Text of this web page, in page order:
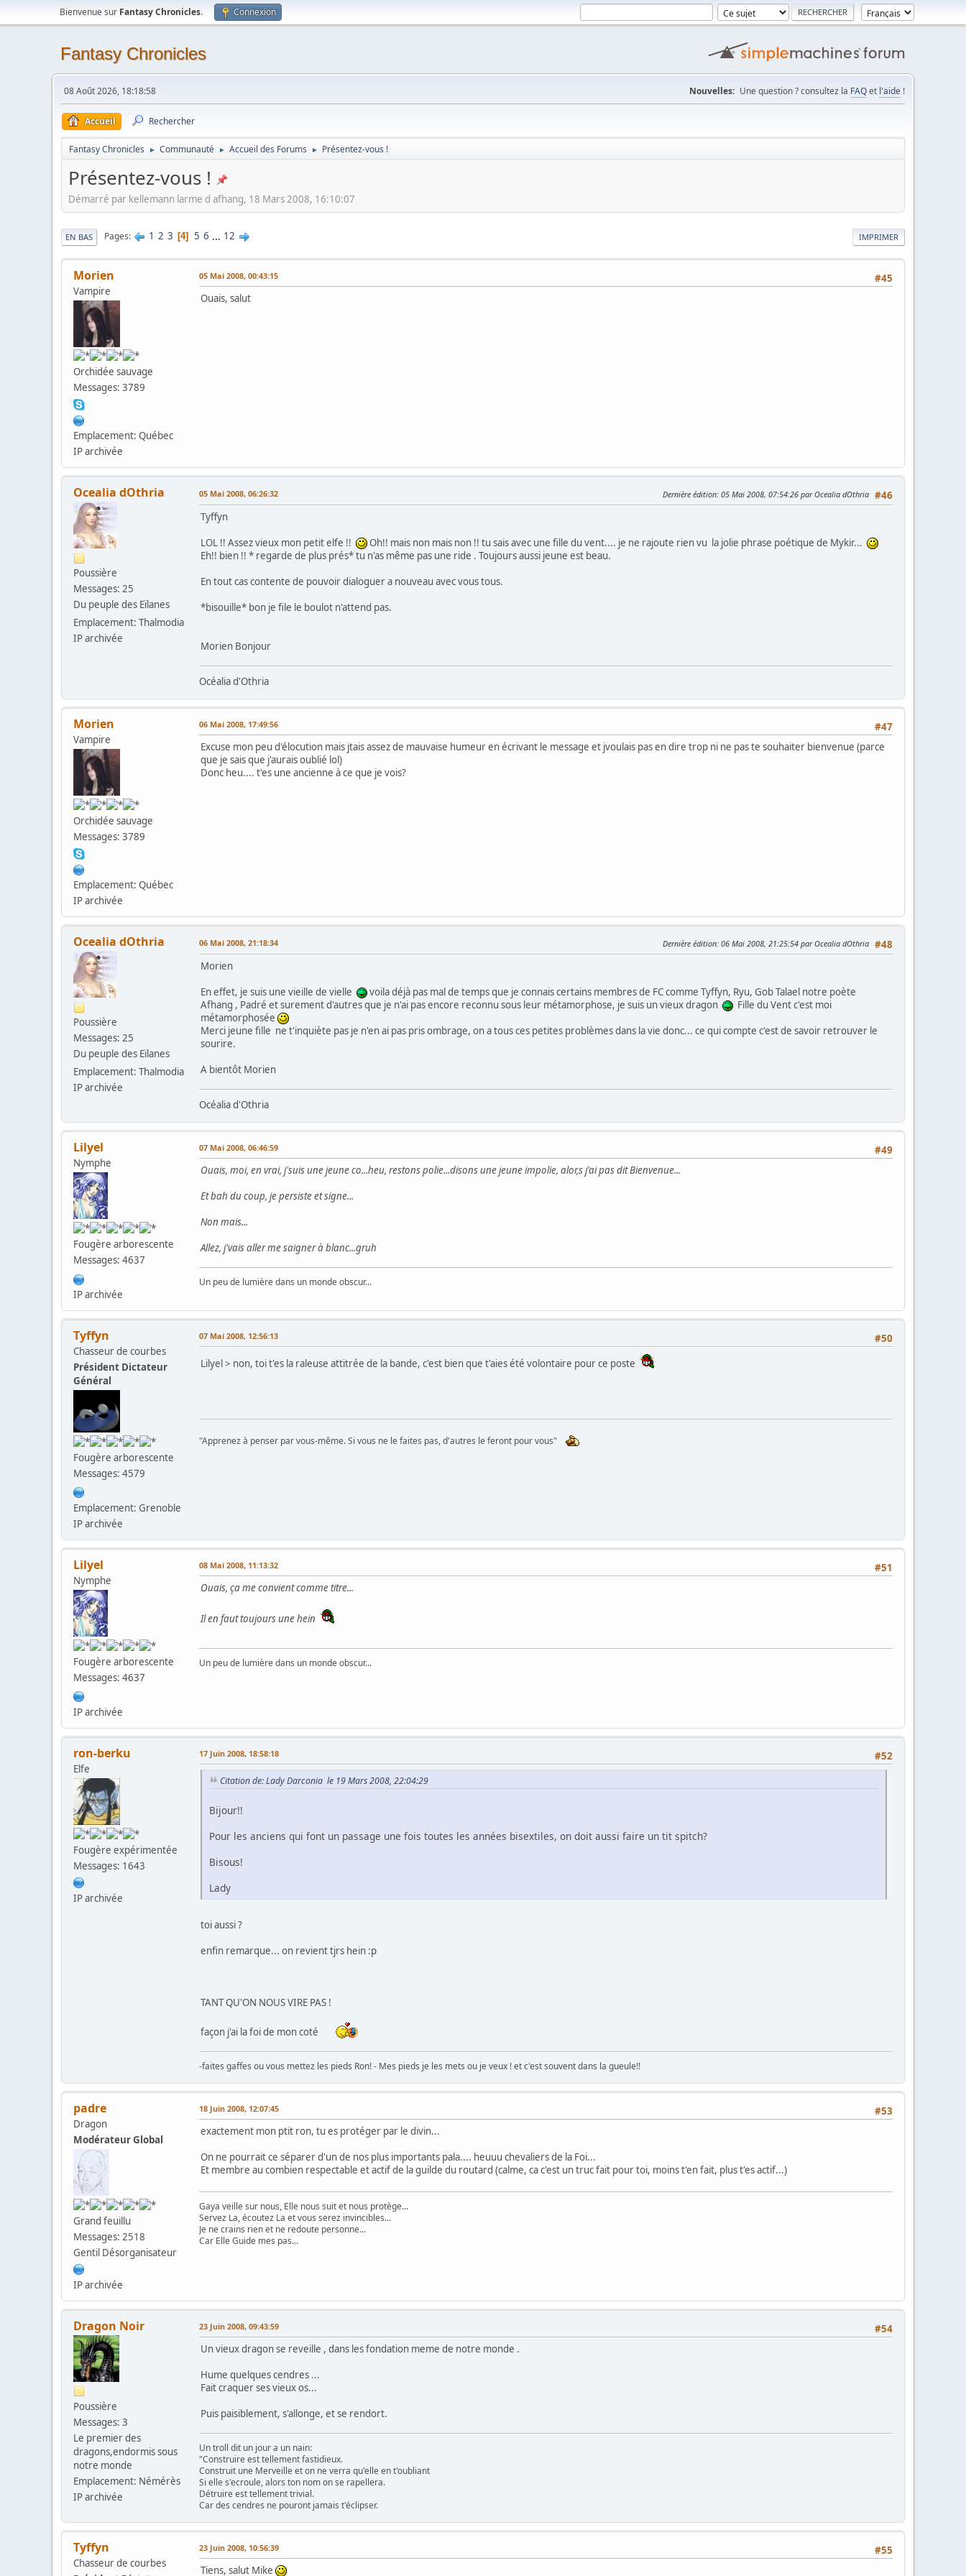
Bienvenue sur Fantasy Chronicles. Connexion
Fantasy Chronicles
08 Août 2026, 18:18:58 Nouvelles: Une question ? consultez la FAQet l'aide !
Accueil Rechercher
Fantasy Chronicles ► Communauté ► Accueil des Forums ► Présentez-vous !
Présentez-vous !
Démarré par kellemann larme d afhang, 18 Mars 2008, 16:10:07
IMPRIMER
EN BAS Pages 1 2 3 4 5 6 ... 12
Morien
Vampire
Orchidée sauvage
Messages: 3789
Emplacement: Québec
IP archivée
#45
05 Mai 2008, 00:43:15
Ouais, salut
Ocealia dOthria
Poussière
Messages: 25
Du peuple des Eïlanes
Emplacement: Thalmodia
IP archivée
#46
05 Mai 2008, 06:26:32 Dernière édition: 05 Mai 2008, 07:54:26 par Ocealia dOthria
Tyffyn
LOL !! Assez vieux mon petit elfe !!
Oh!! mais non mais non !! tu sais avec une fille du vent.... je ne rajoute rien vu la jolie phrase poétique de Mykir...
Eh!! bien !! * regarde de plus prés* tu n'as même pas une ride . Toujours aussi jeune est beau.
En tout cas contente de pouvoir dialoguer a nouveau avec vous tous.
*bisouille* bon je file le boulot n'attend pas.
Morien Bonjour
Océalia d'Othria
Morien
Vampire
Orchidée sauvage
Messages: 3789
Emplacement: Québec
IP archivée
#47
06 Mai 2008, 17:49:56
Excuse mon peu d'élocution mais jtais assez de mauvaise humeur en écrivant le message et jvoulais pas en dire trop ni ne pas te souhaiter bienvenue (parce
que je sais que j'aurais oublié lol)
Donc heu.... t'es une ancienne à ce que je vois?
Ocealia dOthria
Poussière
Messages: 25
Du peuple des Eïlanes
Emplacement: Thalmodia
IP archivée
#48
06 Mai 2008, 21:18:34 Dernière édition: 06 Mai 2008, 21:25:54 par Ocealia dOthria
Morien
En effet, je suis une vieille de vielle
voila déjà pas mal de temps que je connais certains membres de FC comme Tyffyn, Ryu, Gob Talael notre poète
Afhang , Padré et surement d'autres que je n'ai pas encore reconnu sous leur métamorphose, je suis un vieux dragon
Fille du Vent c'est moi
métamorphosée
Merci jeune fille ne t'inquiète pas je n'en ai pas pris ombrage, on a tous ces petites problèmes dans la vie donc... ce qui compte c'est de savoir retrouver le
sourire.
A bientôt Morien
Océalia d'Othria
Lilyel
Nymphe
Fougère arborescente
Messages: 4637
IP archivée
#49
07 Mai 2008, 06:46:59
Ouais, moi, en vrai, j'suis une jeune co...heu, restons polie...disons une jeune impolie, alor,s j'ai pas dit Bienvenue...
Et bah du coup, je persiste et signe...
Non mais...
Allez, j'vais aller me saigner à blanc...gruh
Un peu de lumière dans un monde obscur...
Tyffyn
Chasseur de courbes
Président Dictateur
Général
Fougère arborescente
Messages: 4579
Emplacement: Grenoble
IP archivée
#50
07 Mai 2008, 12:56:13
Lilyel > non, toi t'es la raleuse attitrée de la bande, c'est bien que t'aies été volontaire pour ce poste
"Apprenez à penser par vous-même. Si vous ne le faites pas, d'autres le feront pour vous"
Lilyel
Nymphe
Fougère arborescente
Messages: 4637
IP archivée
#51
08 Mai 2008, 11:13:32
Ouais, ça me convient comme titre...
Il en faut toujours une hein
Un peu de lumière dans un monde obscur...
ron-berku
Elfe
Fougère expérimentée
Messages: 1643
IP archivée
#52
17 Juin 2008, 18:58:18
Citation de: Lady Darconia le 19 Mars 2008, 22:04:29
Bijour!!
Pour les anciens qui font un passage une fois toutes les années bisextiles, on doit aussi faire un tit spitch?
Bisous!
Lady
toi aussi ?
enfin remarque... on revient tjrs hein :p
TANT QU'ON NOUS VIRE PAS !
façon j'ai la foi de mon coté
-faites gaffes ou vous mettez les pieds Ron! - Mes pieds je les mets ou je veux ! et c'est souvent dans la gueule!!
padre
Dragon
Modérateur Global
Grand feuillu
Messages: 2518
Gentil Désorganisateur
IP archivée
#53
18 Juin 2008, 12:07:45
exactement mon ptit ron, tu es protéger par le divin...
On ne pourrait ce séparer d'un de nos plus importants pala.... heuuu chevaliers de la Foi...
Et membre au combien respectable et actif de la guilde du routard (calme, ca c'est un truc fait pour toi, moins t'en fait, plus t'es actif...)
Gaya veille sur nous, Elle nous suit et nous protège...
Servez La, écoutez La et vous serez invincibles...
Je ne crains rien et ne redoute personne...
Car Elle Guide mes pas...
Dragon Noir
Poussière
Messages: 3
Le premier des
dragons,endormis sous
notre monde
Emplacement: Némérès
IP archivée
#54
23 Juin 2008, 09:43:59
Un vieux dragon se reveille , dans les fondation meme de notre monde .
Hume quelques cendres ...
Fait craquer ses vieux os...
Puis paisiblement, s'allonge, et se rendort.
Un troll dit un jour a un nain:
"Construire est tellement fastidieux.
Construit une Merveille et on ne verra qu'elle en t'oubliant
Si elle s'ecroule, alors ton nom on se rapellera.
Détruire est tellement trivial.
Car des cendres ne pouront jamais t'éclipser.
Tyffyn
Chasseur de courbes
#55
23 Juin 2008, 10:56:39
Tiens, salut Mike